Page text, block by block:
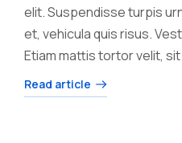
elit. Suspendisse turpis
et, vehicula quis risus.
Etiam mattis tortor velit,
Read article